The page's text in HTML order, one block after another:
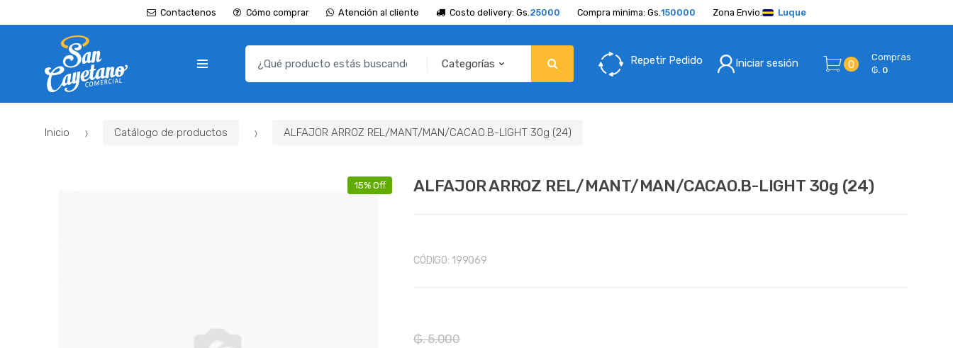
Contactenos Cómo comprar Atención al cliente Costo delivery: Gs.25000 Compra minima: Gs.150000 Zona Envio. Luque
c
Repetir Pedido Iniciar sesión 0
Compras
₲. 0
Inicio Catálogo de productos ALFAJOR ARROZ REL/MANT/MAN/CACAO.B-LIGHT 30g (24)
15% Off ALFAJOR ARROZ REL/MANT/MAN/CACAO.B-LIGHT 30g (24)
CÓDIGO: 199069
₲. 5.000